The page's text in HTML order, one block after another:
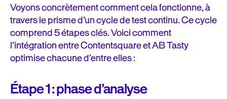
Voyons concrètement comment cela fonctionne, à
travers le prisme d’un cycle de test continu. Ce cycle
comprend 5 étapes clés. Voici comment
l’intégration entre Contentsquare et AB Tasty
optimise chacune d’entre elles :
Étape 1 : phase d’analyse